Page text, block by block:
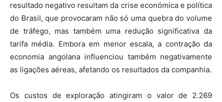
resultado negativo resultam da crise económica e política
do Brasil, que provocaram não só uma quebra do volume
de tráfego, mas também uma redução significativa da
tarifa média. Embora em menor escala, a contração da
economia angolana influenciou também negativamente
as ligações aéreas, afetando os resultados da companhia.
Os custos de exploração atingiram o valor de 2.269